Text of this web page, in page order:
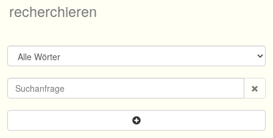
recherchieren